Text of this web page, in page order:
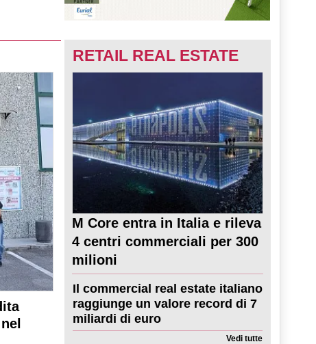
RETAIL REAL ESTATE
M Core entra in Italia e rileva
4 centri commerciali per 300
milioni
Il commercial real estate italiano
raggiunge un valore record di 7
miliardi di euro
Vedi tutte